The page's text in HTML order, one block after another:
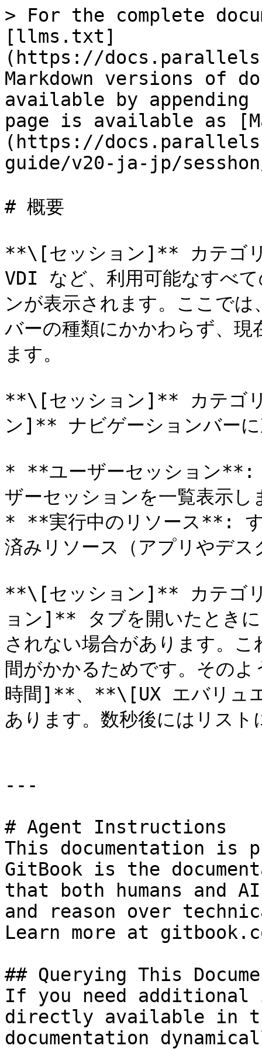
> For the complete
[llms.txt]
(https://
Markdown versions of
available by
page is available as
(https://
guide/v20-ja-jp/
# 概要
**\[セッション]** カテゴリ
VDI など、利用可能なすべ
ンが表示されます。ここで
バーの種類にかかわらず、
ます。
**\[セッション]** カテゴ
ン]** ナビゲーションバー
* **ユーザーセッション**:
ザーセッションを一覧表示し
* **実行中のリソース**: す
済みリソース（アプリやデ
**\[セッション]** カテゴ
ョン]** タブを開いたときに
されない場合があります。
間がかかるためです。その
時間]**、**\[UX エバリ
あります。数秒後にはリスト
---
# Agent Instructions
This documentation is
GitBook is the
that both humans and
and reason over
Learn more at
## Querying This
If you need
directly available in
documentation